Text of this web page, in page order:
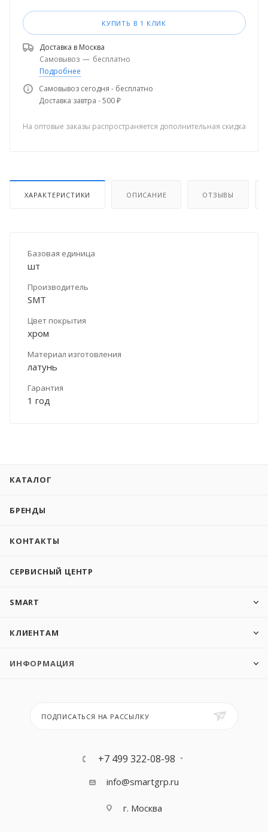
КУПИТЬ В 1 КЛИК
Доставка в Москва
Самовывоз — бесплатно
Подробнее
Самовывоз сегодня - бесплатно
Доставка завтра - 500 ₽
На оптовые заказы распространяется дополнительная скидка
ХАРАКТЕРИСТИКИ ОПИСАНИЕ ОТЗЫВЫ
Базовая единица
шт
Производитель
SMT
Цвет покрытия
хром
Материал изготовления
латунь
Гарантия
1 год
КАТАЛОГ
БРЕНДЫ
КОНТАКТЫ
СЕРВИСНЫЙ ЦЕНТР
SMART
КЛИЕНТАМ
ИНФОРМАЦИЯ
ПОДПИСАТЬСЯ НА РАССЫЛКУ
+7 499 322-08-98
info@smartgrp.ru
г. Москва